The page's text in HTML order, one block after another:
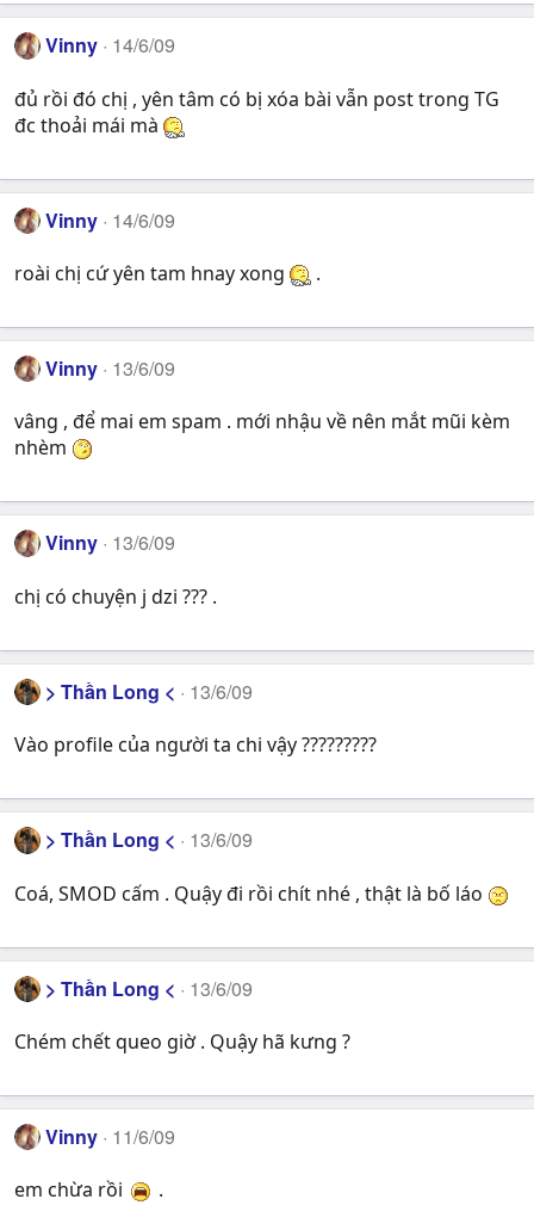
Vinny 14/6/09
đủ rồi đó chị , yên tâm có bị xóa bài vẫn post trong TG
đc thoải mái mà
Vinny 14/6/09
roài chị cứ yên tam hnay xong .
Vinny 13/6/09
vâng , để mai em spam . mới nhậu về nên mắt mũi kèm
nhèm
Vinny 13/6/09
chị có chuyện j dzi ??? .
> Thần Long < 13/6/09
Vào profile của người ta chi vậy ?????????
> Thần Long < 13/6/09
Coá, SMOD cấm . Quậy đi rồi chít nhé , thật là bố láo
> Thần Long < 13/6/09
Chém chết queo giờ . Quậy hã kưng ?
Vinny 11/6/09
em chừa rồi .